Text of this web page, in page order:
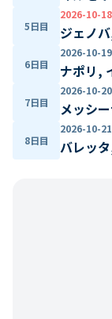
5日目
2026-10-
ジェノ
6日目
2026-10-
ナポリ,
7日目
2026-10-
メッシ
8日目
2026-10-
バレッ